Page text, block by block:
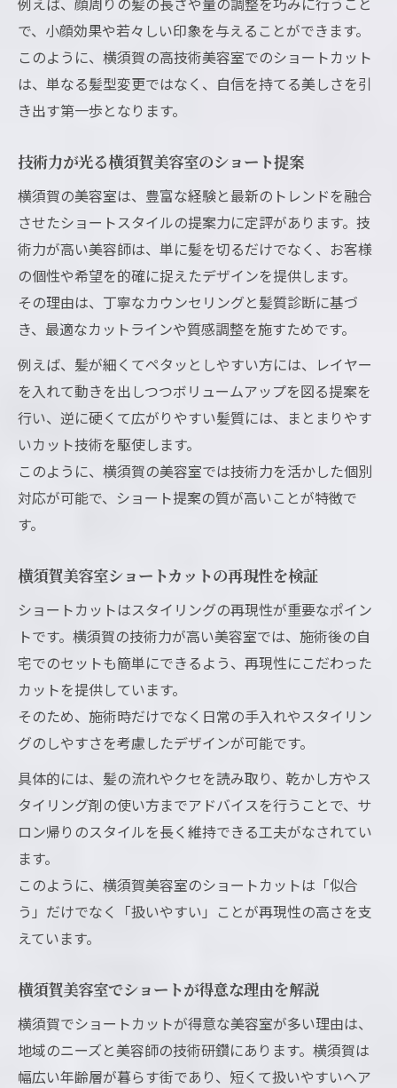
で、小顔効果や若々しい印象を与えることができます。
このように、横須賀の高技術美容室でのショートカット
は、単なる髪型変更ではなく、自信を持てる美しさを引
き出す第一歩となります。
技術力が光る横須賀美容室のショート提案
横須賀の美容室は、豊富な経験と最新のトレンドを融合
させたショートスタイルの提案力に定評があります。技
術力が高い美容師は、単に髪を切るだけでなく、お客様
の個性や希望を的確に捉えたデザインを提供します。
その理由は、丁寧なカウンセリングと髪質診断に基づ
き、最適なカットラインや質感調整を施すためです。
例えば、髪が細くてペタッとしやすい方には、レイヤー
を入れて動きを出しつつボリュームアップを図る提案を
行い、逆に硬くて広がりやすい髪質には、まとまりやす
いカット技術を駆使します。
このように、横須賀の美容室では技術力を活かした個別
対応が可能で、ショート提案の質が高いことが特徴で
す。
横須賀美容室ショートカットの再現性を検証
ショートカットはスタイリングの再現性が重要なポイン
トです。横須賀の技術力が高い美容室では、施術後の自
宅でのセットも簡単にできるよう、再現性にこだわった
カットを提供しています。
そのため、施術時だけでなく日常の手入れやスタイリン
グのしやすさを考慮したデザインが可能です。
具体的には、髪の流れやクセを読み取り、乾かし方やス
タイリング剤の使い方までアドバイスを行うことで、サ
ロン帰りのスタイルを長く維持できる工夫がなされてい
ます。
このように、横須賀美容室のショートカットは「似合
う」だけでなく「扱いやすい」ことが再現性の高さを支
えています。
横須賀美容室でショートが得意な理由を解説
横須賀でショートカットが得意な美容室が多い理由は、
地域のニーズと美容師の技術研鑽にあります。横須賀は
幅広い年齢層が暮らす街であり、短くて扱いやすいヘア